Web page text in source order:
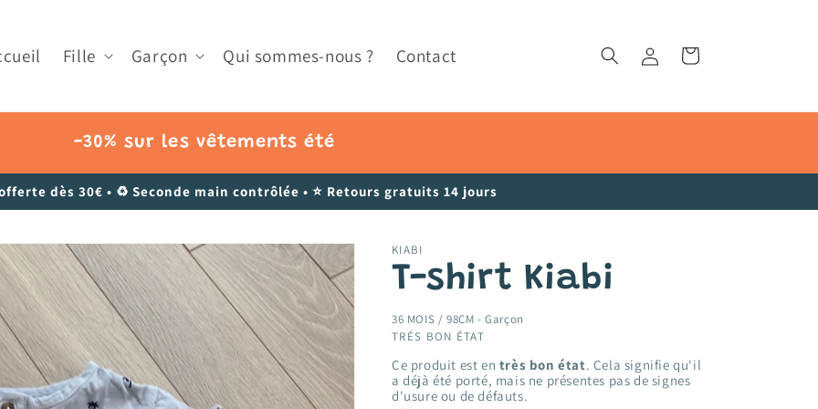
Fille Garçon Qui sommes-nous ? Contact Connexion Panier
-30% sur les vêtements été
dès 30€ • ♻️ Seconde main contrôlée • ⭐ Retours gratuits 14 jours
KIABI
T-shirt Kiabi
36 MOIS / 98CM -Garçon
TRÉS BON ÉTAT
Ce produit est en très bon état. Cela signifie qu'il
a déjà été porté, mais ne présentes pas de signes
d'usure ou de défauts.